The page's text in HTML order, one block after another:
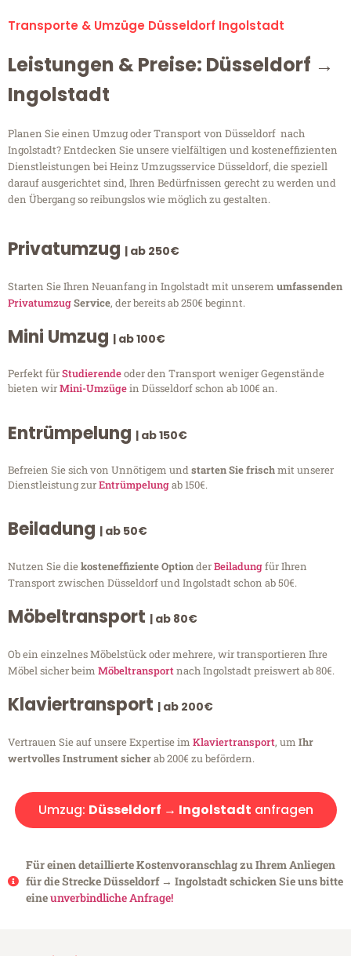
Transporte & Umzüge Düsseldorf Ingolstadt
Leistungen & Preise: Düsseldorf →
Ingolstadt
Planen Sie einen Umzug oder Transport von Düsseldorf nach
Ingolstadt? Entdecken Sie unsere vielfältigen und kosteneffizienten
Dienstleistungen bei Heinz Umzugsservice Düsseldorf, die speziell
darauf ausgerichtet sind, Ihren Bedürfnissen gerecht zu werden und
den Übergang so reibungslos wie möglich zu gestalten.
Privatumzug | ab 250€
Starten Sie Ihren Neuanfang in Ingolstadt mit unserem umfassenden
PrivatumzugService, der bereits ab 250€ beginnt.
Mini Umzug | ab 100€
Perfekt fürStudierendeoder den Transport weniger Gegenstände
bieten wirMini-Umzügein Düsseldorf schon ab 100€ an.
Entrümpelung | ab 150€
Befreien Sie sich von Unnötigem undstarten Sie frischmit unserer
Dienstleistung zurEntrümpelungab 150€.
Beiladung | ab 50€
Nutzen Sie diekosteneffiziente OptionderBeiladungfür Ihren
Transport zwischen Düsseldorf und Ingolstadt schon ab 50€.
Möbeltransport | ab 80€
Ob ein einzelnes Möbelstück oder mehrere, wir transportieren Ihre
Möbel sicher beim Möbeltransportnach Ingolstadt preiswert ab 80€.
Klaviertransport | ab 200€
Vertrauen Sie auf unsere Expertise im Klaviertransport, um Ihr
wertvolles Instrument sicherab 200€ zu befördern.
Umzug: Düsseldorf → Ingolstadt anfragen
Für einen detaillierte Kostenvoranschlag zu Ihrem Anliegen
für die Strecke Düsseldorf → Ingolstadt schicken Sie uns bitte
eineunverbindliche Anfrage!